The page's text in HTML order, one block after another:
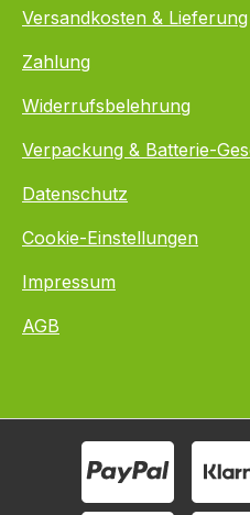
Versandkosten & Lieferung
Zahlung
Widerrufsbelehrung
Verpackung & Batterie-
Datenschutz
Cookie-Einstellungen
Impressum
AGB